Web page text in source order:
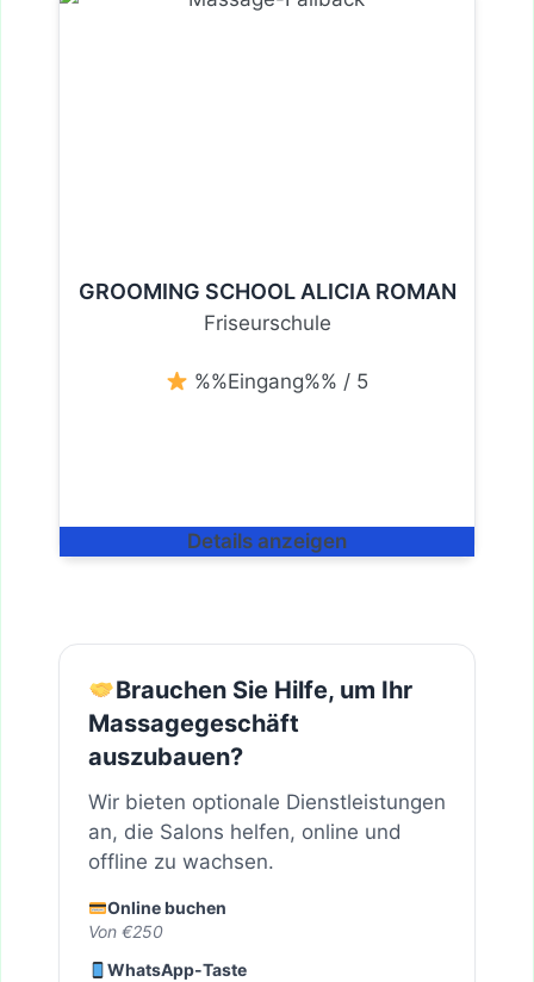
GROOMING SCHOOL ALICIA ROMAN
Friseurschule
%%Eingang%% / 5
Details anzeigen
Brauchen Sie Hilfe, um Ihr
Massagegeschäft
auszubauen?
Wir bieten optionale Dienstleistungen
an, die Salons helfen, online und
offline zu wachsen.
Online buchen
Von €250
WhatsApp-Taste